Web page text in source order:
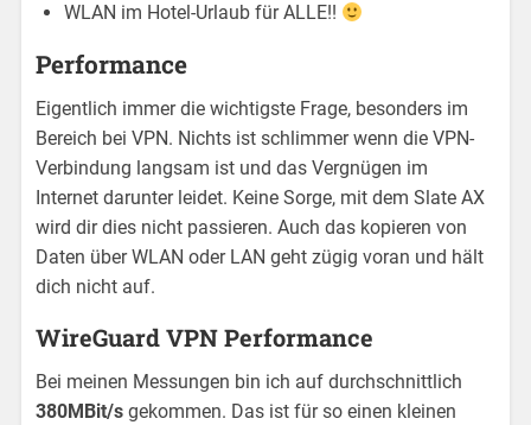
WLAN im Hotel-Urlaub für ALLE!!
Performance
Eigentlich immer die wichtigste Frage, besonders im
Bereich bei VPN. Nichts ist schlimmer wenn die VPN-
Verbindung langsam ist und das Vergnügen im
Internet darunter leidet. Keine Sorge, mit dem Slate AX
wird dir dies nicht passieren. Auch das kopieren von
Daten über WLAN oder LAN geht zügig voran und hält
dich nicht auf.
WireGuard VPN Performance
Bei meinen Messungen bin ich auf durchschnittlich
380MBit/s gekommen. Das ist für so einen kleinen